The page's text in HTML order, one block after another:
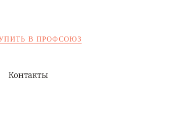
В ПРОФСОЮЗ
Контакты